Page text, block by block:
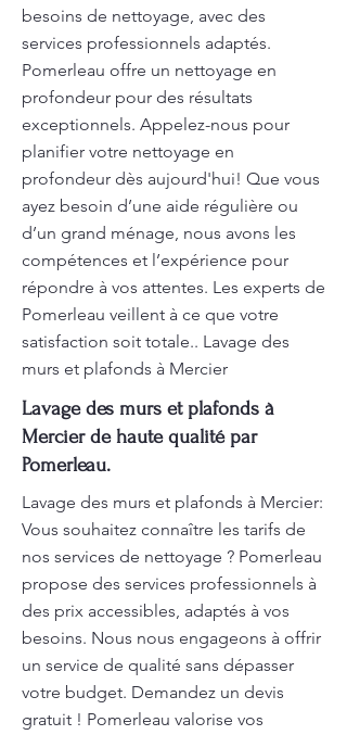
besoins de nettoyage, avec des
services professionnels adaptés.
Pomerleau offre un nettoyage en
profondeur pour des résultats
exceptionnels. Appelez-nous pour
planifier votre nettoyage en
profondeur dès aujourd'hui! Que vous
ayez besoin d’une aide régulière ou
d’un grand ménage, nous avons les
compétences et l’expérience pour
répondre à vos attentes. Les experts de
Pomerleau veillent à ce que votre
satisfaction soit totale.. Lavage des
murs et plafonds à Mercier
Lavage des murs et plafonds à
Mercier de haute qualité par
Pomerleau.
Lavage des murs et plafonds à Mercier:
Vous souhaitez connaître les tarifs de
nos services de nettoyage ? Pomerleau
propose des services professionnels à
des prix accessibles, adaptés à vos
besoins. Nous nous engageons à offrir
un service de qualité sans dépasser
votre budget. Demandez un devis
gratuit ! Pomerleau valorise vos